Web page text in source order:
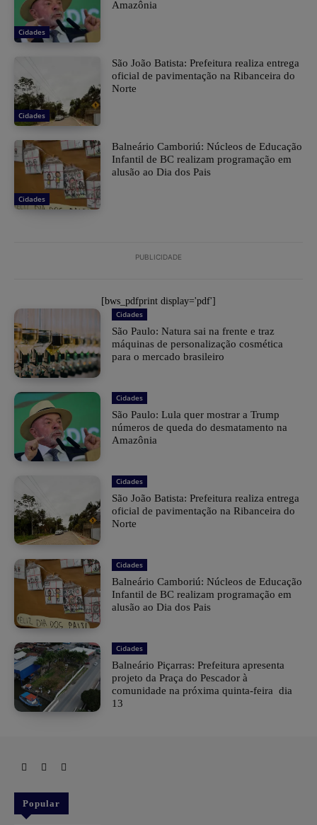
Cidades
Amazônia
Cidades
São João Batista: Prefeitura realiza entrega
oficial de pavimentação na Ribanceira do
Norte
Cidades
Balneário Camboriú: Núcleos de Educação
Infantil de BC realizam programação em
alusão ao Dia dos Pais
PUBLICIDADE
[bws_pdfprint display='pdf']
Cidades
São Paulo: Natura sai na frente e traz
máquinas de personalização cosmética
para o mercado brasileiro
Cidades
São Paulo: Lula quer mostrar a Trump
números de queda do desmatamento na
Amazônia
Cidades
São João Batista: Prefeitura realiza entrega
oficial de pavimentação na Ribanceira do
Norte
Cidades
Balneário Camboriú: Núcleos de Educação
Infantil de BC realizam programação em
alusão ao Dia dos Pais
Cidades
Balneário Piçarras: Prefeitura apresenta
projeto da Praça do Pescador à
comunidade na próxima quinta-feira dia
13
Popular